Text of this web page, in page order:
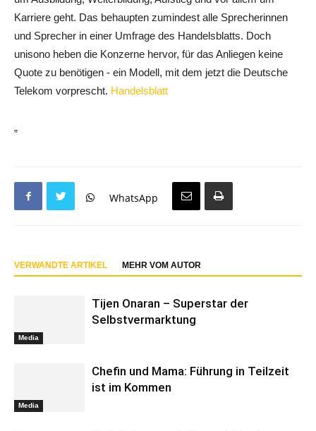
Karriere geht. Das behaupten zumindest alle Sprecherinnen
und Sprecher in einer Umfrage des Handelsblatts. Doch
unisono heben die Konzerne hervor, für das Anliegen keine
Quote zu benötigen - ein Modell, mit dem jetzt die Deutsche
Telekom vorprescht. Handelsblatt
„
WhatsApp
VERWANDTE ARTIKEL MEHR VOM AUTOR
Media
Tijen Onaran – Superstar der
Selbstvermarktung
Media
Chefin und Mama: Führung in Teilzeit
ist im Kommen